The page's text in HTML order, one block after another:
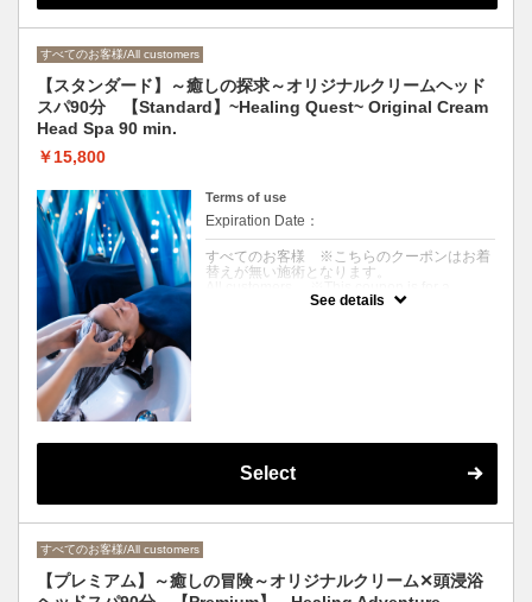
すべてのお客様/All customers
【スタンダード】～癒しの探求～オリジナルクリームヘッド
スパ90分 【Standard】~Healing Quest~ Original Cream
Head Spa 90 min.
￥15,800
Terms of use
Expiration Date：
すべてのお客様 ※こちらのクーポンはお着
替えが無い施術となります。
treatment without a change of clothes.
cream is used to massage the scalp, and
shiatsu is applied to the neck, shoulders, and
See details
Select
すべてのお客様/All customers
【プレミアム】～癒しの冒険～オリジナルクリーム✕頭浸浴